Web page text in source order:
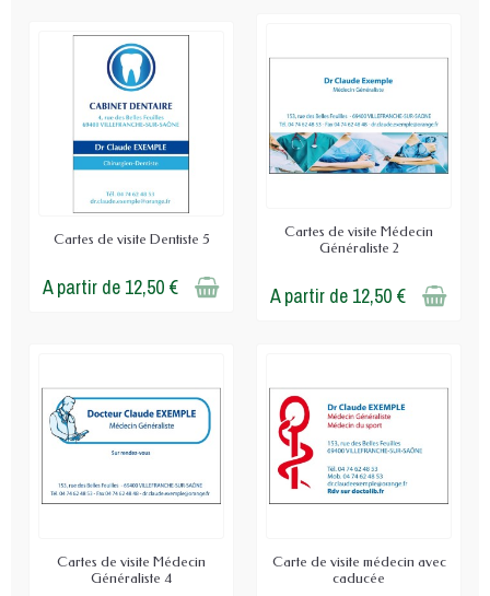
Cartes de visite Dentiste 5
A partir de 12,50 €
Cartes de visite Médecin
Généraliste 2
A partir de 12,50 €
Cartes de visite Médecin
Généraliste 4
Carte de visite médecin avec
caducée